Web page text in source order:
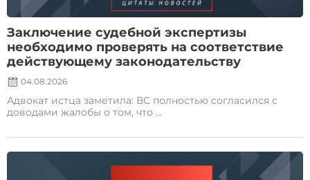
Заключение судебной экспертизы
необходимо проверять на соответствие
действующему законодательству
04.08.2026
Адвокат истца заметила: ВС полностью согласился с
доводами жалобы о том, что ...